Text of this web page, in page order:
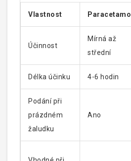
Vlastnost Paracetamol
Účinnost
Mírná až
střední
Délka účinku 4-6 hodin
Podání při
prázdném
žaludku
Ano